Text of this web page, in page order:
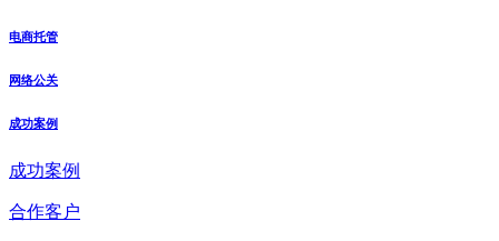
电商托管
网络公关
成功案例
成功案例
合作客户